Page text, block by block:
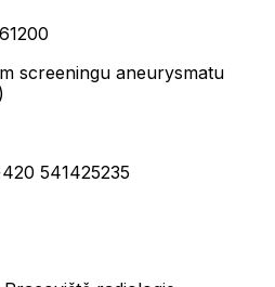
screeningu aneurysmatu
541425235